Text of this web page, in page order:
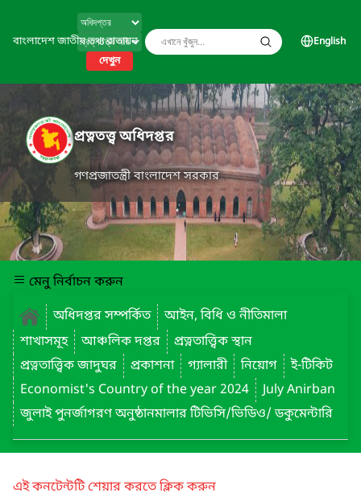
বাংলাদেশ জাতীয় তথ্য বাতায়ন
দেখুন
English
প্রত্নতত্ত্ব অধিদপ্তর
গণপ্রজাতন্ত্রী বাংলাদেশ সরকার
মেনু নির্বাচন করুন
অধিদপ্তর সম্পর্কিত
আইন, বিধি ও নীতিমালা
শাখাসমূহ
আঞ্চলিক দপ্তর
প্রত্নতাত্ত্বিক স্থান
প্রত্নতাত্ত্বিক জাদুঘর
প্রকাশনা গ্যালারী নিয়োগ
ই-টিকিট
Economist's Country of the year 2024
July Anirban
জুলাই পুনর্জাগরণ অনুষ্ঠানমালার টিভিসি/ভিডিও/ ডকুমেন্টারি
এই কনটেন্টটি শেয়ার করতে ক্লিক করুন